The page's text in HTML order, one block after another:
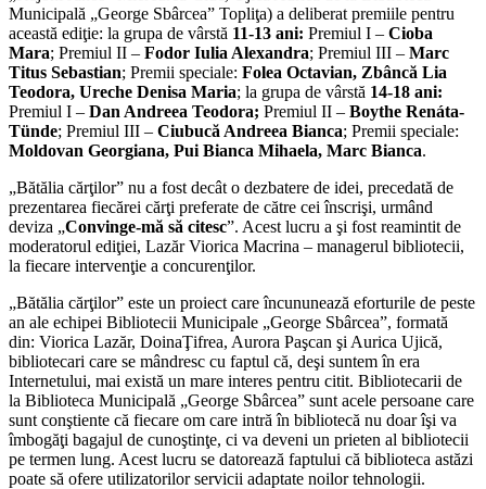
Municipală „George Sbârcea” Topliţa) a deliberat premiile pentru
această ediţie: la grupa de vârstă 11-13 ani: Premiul I – Cioba
Mara; Premiul II – Fodor Iulia Alexandra; Premiul III – Marc
Titus Sebastian; Premii speciale: Folea Octavian, Zbâncă Lia
Teodora, Ureche Denisa Maria; la grupa de vârstă 14-18 ani:
Premiul I – Dan Andreea Teodora; Premiul II – Boythe Renáta-
Tünde; Premiul III – Ciubucă Andreea Bianca; Premii speciale:
Moldovan Georgiana, Pui Bianca Mihaela, Marc Bianca.
„Bătălia cărţilor” nu a fost decât o dezbatere de idei, precedată de
prezentarea fiecărei cărţi preferate de către cei înscrişi, urmând
deviza „Convinge-mă să citesc”. Acest lucru a şi fost reamintit de
moderatorul ediţiei, Lazăr Viorica Macrina – managerul bibliotecii,
la fiecare intervenţie a concurenţilor.
„Bătălia cărţilor” este un proiect care încununează eforturile de peste
an ale echipei Bibliotecii Municipale „George Sbârcea”, formată
din: Viorica Lazăr, DoinaŢifrea, Aurora Paşcan şi Aurica Ujică,
bibliotecari care se mândresc cu faptul că, deşi suntem în era
Internetului, mai există un mare interes pentru citit. Bibliotecarii de
la Biblioteca Municipală „George Sbârcea” sunt acele persoane care
sunt conştiente că fiecare om care intră în bibliotecă nu doar îşi va
îmbogăţi bagajul de cunoştinţe, ci va deveni un prieten al bibliotecii
pe termen lung. Acest lucru se datorează faptului că biblioteca astăzi
poate să ofere utilizatorilor servicii adaptate noilor tehnologii.